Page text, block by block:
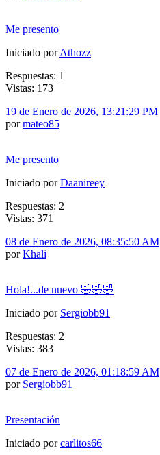
Me presento
Iniciado porAthozz
Respuestas: 1
Vistas: 173
19 de Enero de 2026, 13:21:29 PM
pormateo85
Me presento
Iniciado porDaanireey
Respuestas: 2
Vistas: 371
08 de Enero de 2026, 08:35:50 AM
porKhali
Hola!...de nuevo 🤣🤣🤣
Iniciado por Sergiobb91
Respuestas: 2
Vistas: 383
07 de Enero de 2026, 01:18:59 AM
por Sergiobb91
Presentación
Iniciado porcarlitos66